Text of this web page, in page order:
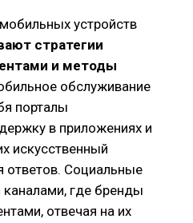
устройств
стратегии
и методы
обслуживание
порталы
в приложениях и
искусственный
ответов. Социальные
где бренды
отвечая на их